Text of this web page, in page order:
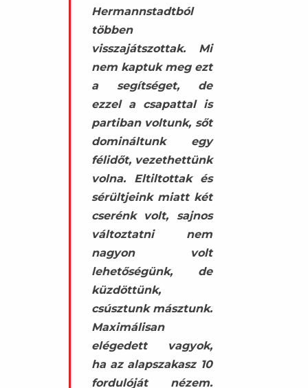
Hermannstadtból
többen
visszajátszottak. Mi
nem kaptuk meg ezt
a segítséget, de
ezzel a csapattal is
partiban voltunk, sőt
domináltunk egy
félidőt, vezethettünk
volna. Eltiltottak és
sérültjeink miatt két
cserénk volt, sajnos
változtatni nem
nagyon volt
lehetőségünk, de
küzdöttünk,
csúsztunk másztunk.
Maximálisan
elégedett vagyok,
ha az alapszakasz 10
fordulóját nézem.